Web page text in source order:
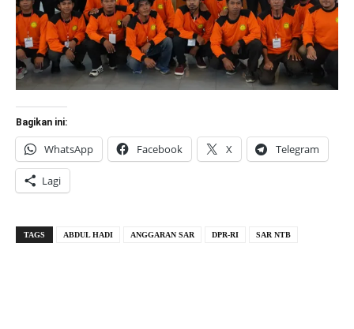
Bagikan ini:
WhatsApp Facebook X Telegram
Lagi
TAGS ABDUL HADI ANGGARAN SAR DPR-RI SAR NTB